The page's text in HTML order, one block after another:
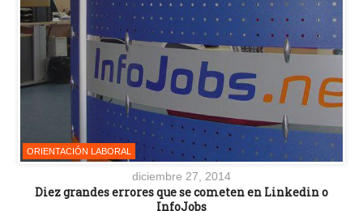
ORIENTACIÓN LABORAL
diciembre 27, 2014
Diez grandes errores que se cometen en Linkedin o
InfoJobs